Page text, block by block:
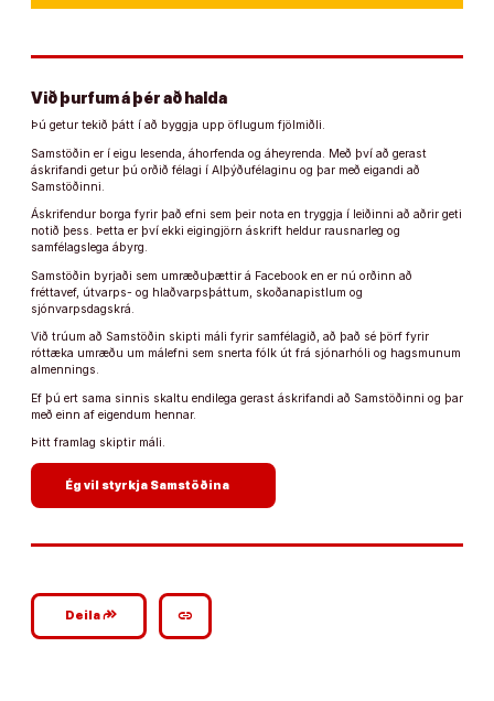
Við þurfum á þér að halda
Þú getur tekið þátt í að byggja upp öflugum fjölmiðli.
Samstöðin er í eigu lesenda, áhorfenda og áheyrenda. Með því að gerast
áskrifandi getur þú orðið félagi í Alþýðufélaginu og þar með eigandi að
Samstöðinni.
Áskrifendur borga fyrir það efni sem þeir nota en tryggja í leiðinni að aðrir geti
notið þess. Þetta er því ekki eigingjörn áskrift heldur rausnarleg og
samfélagslega ábyrg.
Samstöðin byrjaði sem umræðuþættir á Facebook en er nú orðinn að
fréttavef, útvarps- og hlaðvarpsþáttum, skoðanapistlum og
sjónvarpsdagskrá.
Við trúum að Samstöðin skipti máli fyrir samfélagið, að það sé þörf fyrir
róttæka umræðu um málefni sem snerta fólk út frá sjónarhóli og hagsmunum
almennings.
Ef þú ert sama sinnis skaltu endilega gerast áskrifandi að Samstöðinni og þar
með einn af eigendum hennar.
Þitt framlag skiptir máli.
Ég vil styrkja Samstöðina
Deilagoogle_plus_reshare link